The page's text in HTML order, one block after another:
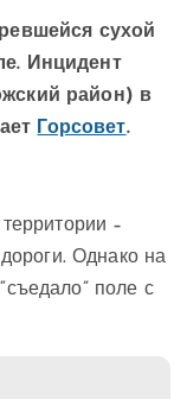
сухой
Инцидент
район) в
Горсовет.
–
Однако на
поле с